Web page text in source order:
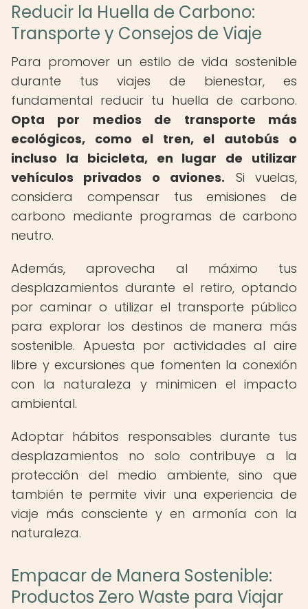
Reducir la Huella de Carbono:
Transporte y Consejos de Viaje
Para promover un estilo de vida sostenible
durante tus viajes de bienestar, es
fundamental reducir tu huella de carbono.
Opta por medios de transporte más
ecológicos, como el tren, el autobús o
incluso la bicicleta, en lugar de utilizar
vehículos privados o aviones. Si vuelas,
considera compensar tus emisiones de
carbono mediante programas de carbono
neutro.
Además, aprovecha al máximo tus
desplazamientos durante el retiro, optando
por caminar o utilizar el transporte público
para explorar los destinos de manera más
sostenible. Apuesta por actividades al aire
libre y excursiones que fomenten la conexión
con la naturaleza y minimicen el impacto
ambiental.
Adoptar hábitos responsables durante tus
desplazamientos no solo contribuye a la
protección del medio ambiente, sino que
también te permite vivir una experiencia de
viaje más consciente y en armonía con la
naturaleza.
Empacar de Manera Sostenible:
Productos Zero Waste para Viajar